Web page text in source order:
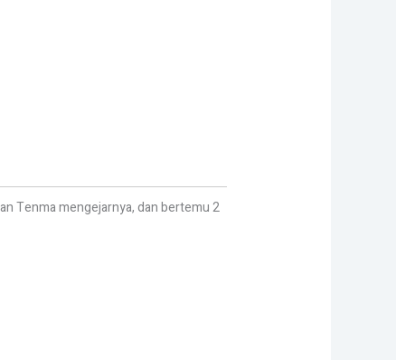
Tenma mengejarnya, dan bertemu 2